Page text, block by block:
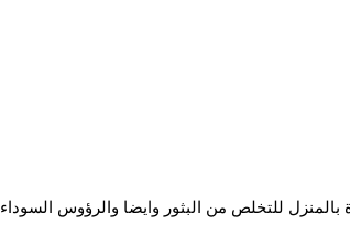
للتخلص من البثور وايضا والرؤوس السوداء